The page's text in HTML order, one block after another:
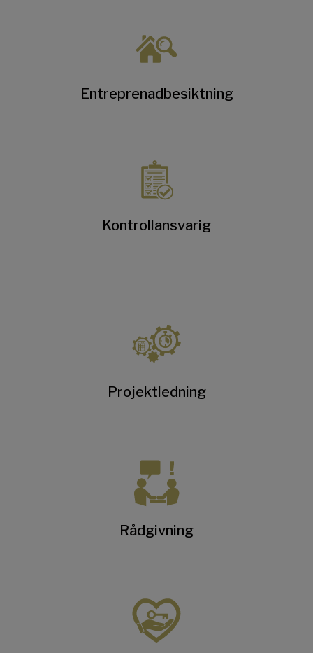
Entreprenadbesiktning
Kontrollansvarig
Projektledning
Rådgivning